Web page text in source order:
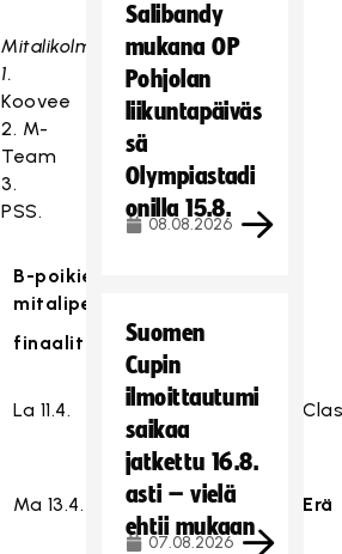
Mitalikolmikko:
1.
Koovee
2. M-
Team
3.
PSS.
B-poikien SM-sarjan
mitalipelit
finaalit
kaksi voittoa
La 11.4. 17:00 Erä
Ma 13.4. 18:30 Classic Erä
Salibandy
mukana OP
Pohjolan
liikuntapäiväs
sä
Olympiastadi
onilla 15.8.
08.08.2026
Suomen
Cupin
ilmoittautumi
saikaa
jatkettu 16.8.
asti – vielä
ehtii mukaan
07.08.2026